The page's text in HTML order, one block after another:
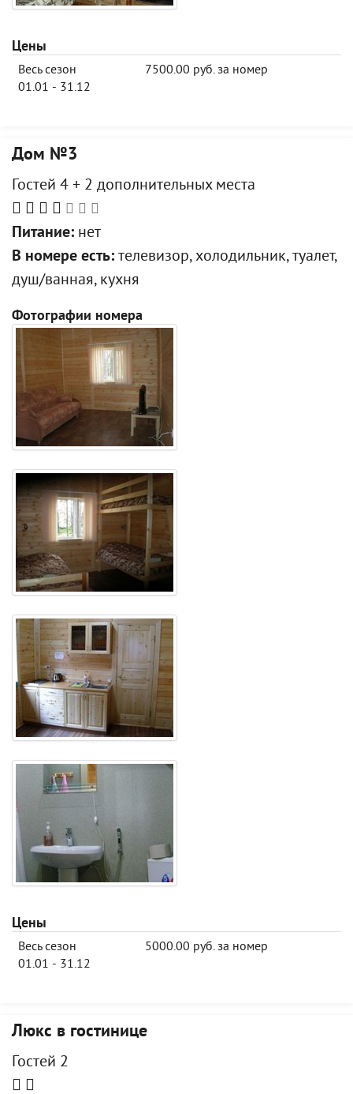
Цены
Весь сезон
01.01 - 31.12
7500.00 руб. за номер
Дом №3
Гостей 4 + 2 дополнительных места
Питание: нет
В номере есть: телевизор, холодильник, туалет,
душ/ванная, кухня
Фотографии номера
Цены
Весь сезон
01.01 - 31.12
5000.00 руб. за номер
Люкс в гостинице
Гостей 2